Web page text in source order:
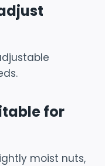
for
moist nuts,